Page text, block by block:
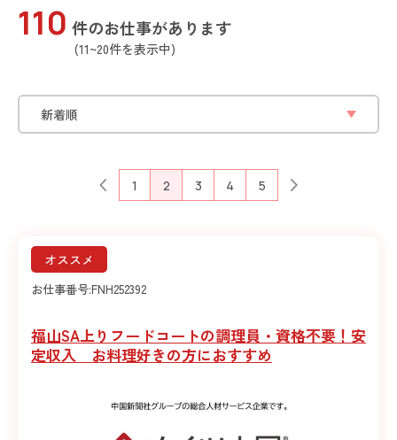
110 件のお仕事があります
(11~20件を表示中)
1 2 3 4 5
オススメ
お仕事番号:FNH252392
福山SA上りフードコートの調理員・資格不要！安
定収入 お料理好きの方におすすめ